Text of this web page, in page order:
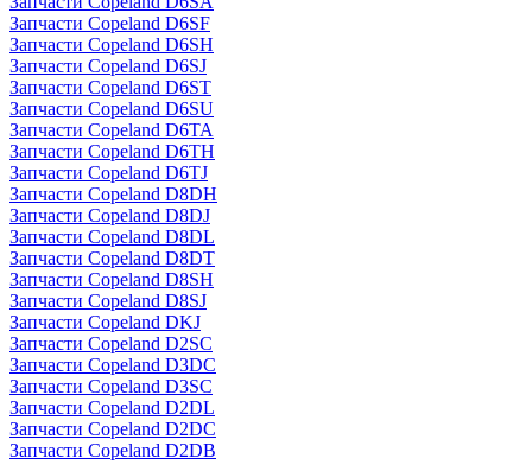
Запчасти Copeland D6SF
Запчасти Copeland D6SH
Запчасти Copeland D6SJ
Запчасти Copeland D6ST
Запчасти Copeland D6SU
Запчасти Copeland D6TA
Запчасти Copeland D6TH
Запчасти Copeland D6TJ
Запчасти Copeland D8DH
Запчасти Copeland D8DJ
Запчасти Copeland D8DL
Запчасти Copeland D8DT
Запчасти Copeland D8SH
Запчасти Copeland D8SJ
Запчасти Copeland DKJ
Запчасти Copeland D2SC
Запчасти Copeland D3DC
Запчасти Copeland D3SC
Запчасти Copeland D2DL
Запчасти Copeland D2DC
Запчасти Copeland D2DB